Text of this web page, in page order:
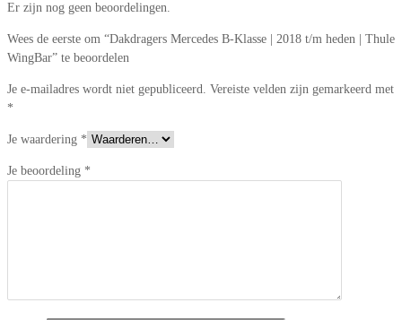
Er zijn nog geen beoordelingen.
Wees de eerste om “Dakdragers Mercedes B-Klasse | 2018 t/m heden | Thule
WingBar” te beoordelen
Je e-mailadres wordt niet gepubliceerd. Vereiste velden zijn gemarkeerd met
*
Je waardering *
Je beoordeling *